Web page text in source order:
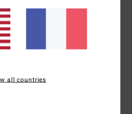
en caoutchouc moulé
100% polyester recyclé
all countries